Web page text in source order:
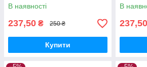
В наявності
237,50 ₴ 250 ₴
Купити
В
237,50